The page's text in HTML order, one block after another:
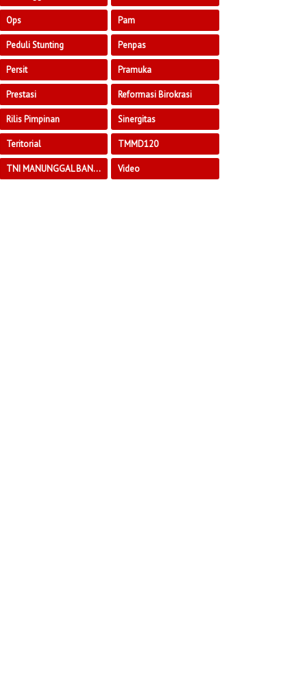
Ops Pam
Peduli Stunting Penpas
Persit Pramuka
Prestasi Reformasi Birokrasi
Rilis Pimpinan Sinergitas
Teritorial TMMD120
TNI MANUNGGAL BANGUN DESA Video